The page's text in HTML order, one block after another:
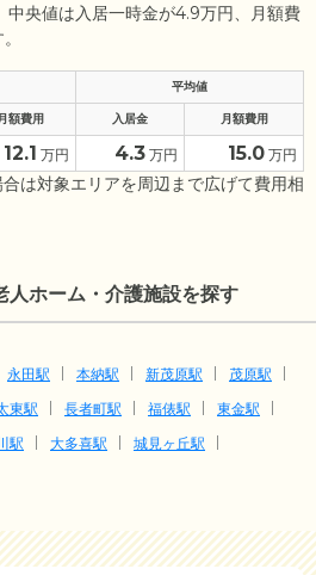
中央値は入居一時金が4.9万円、月額費
平均値
月額費用 入居金 月額費用
12.1 万円 4.3 万円 15.0 万円
は対象エリアを周辺まで広げて費用相
人ホーム・介護施設を探す
永田駅 本納駅 新茂原駅
茂原駅
東駅 長者町駅 福俵駅
東金駅
駅 大多喜駅
城見ヶ丘駅